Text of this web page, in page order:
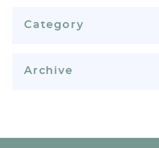
Category
Archive